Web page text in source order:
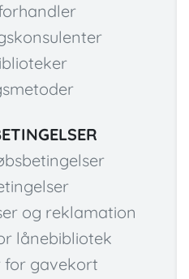
og reklamation
lånebibliotek
for gavekort